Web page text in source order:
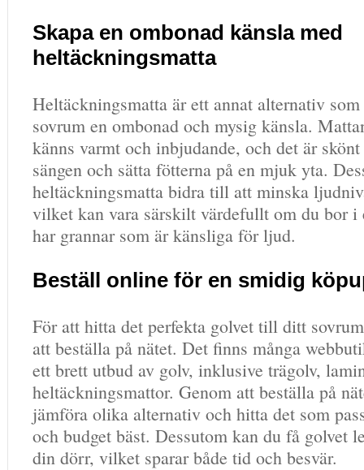
Skapa en ombonad känsla med
heltäckningsmatta
Heltäckningsmatta är ett annat alternativ
sovrum en ombonad och mysig känsla.
känns varmt och inbjudande, och det är
sängen och sätta fötterna på en mjuk yta.
heltäckningsmatta bidra till att minska
vilket kan vara särskilt värdefullt om du bor i
har grannar som är känsliga för ljud.
Beställ online för en smidig
För att hitta det perfekta golvet till ditt
att beställa på nätet. Det finns många
ett brett utbud av golv, inklusive trägolv,
heltäckningsmattor. Genom att beställa på
jämföra olika alternativ och hitta det som
och budget bäst. Dessutom kan du få golvet
din dörr, vilket sparar både tid och besvär.